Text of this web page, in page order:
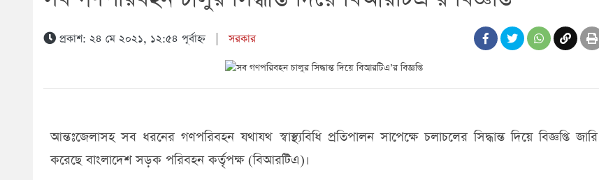
প্রকাশ: ২৪ মে ২০২১, ১২:৫৪ পূর্বাহ্ন|সরকার
আন্তঃজেলাসহ সব ধরনের গণপরিবহন যথাযথ স্বাস্থ্যবিধি প্রতিপালন সাপেক্ষে চলাচলের সিদ্ধান্ত দিয়ে বিজ্ঞপ্তি জারি
করেছে বাংলাদেশ সড়ক পরিবহন কর্তৃপক্ষ (বিআরটিএ)।